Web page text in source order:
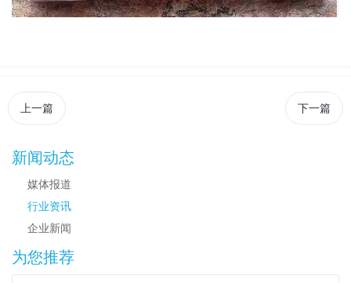
上一篇 下一篇
新闻动态
媒体报道
行业资讯
企业新闻
为您推荐